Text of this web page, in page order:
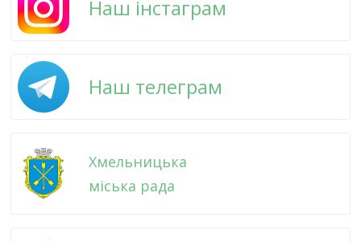
Наш інстаграм
Наш телеграм
Хмельницька
міська рада